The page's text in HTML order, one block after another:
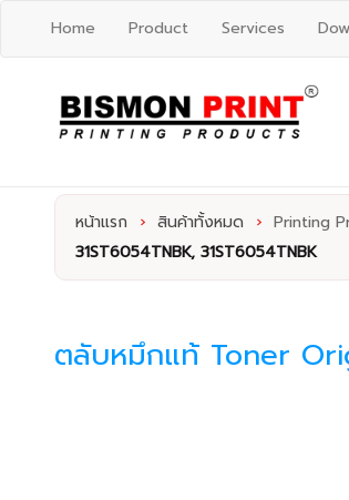
Home Product Services
หน้าแรก › สินค้าทั้งหมด › Printing
31ST6054TNBK, 31ST6054TNBK
ตลับหมึกแท้ Toner